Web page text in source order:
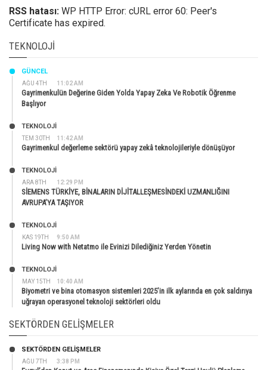
RSS hatası: WP HTTP Error: cURL error 60: Peer's
Certificate has expired.
TEKNOLOJI
AĞU 4TH 11:02 AM
GÜNCEL
Gayrimenkulün Değerine Giden Yolda Yapay Zeka Ve Robotik Öğrenme
Başlıyor
TEM 30TH 11:42 AM
TEKNOLOJİ
Gayrimenkul değerleme sektörü yapay zekâ teknolojileriyle dönüşüyor
ARA 8TH 12:29 PM
TEKNOLOJİ
SİEMENS TÜRKİYE, BİNALARIN DİJİTALLEŞMESİNDEKİ UZMANLIĞINI
AVRUPA’YA TAŞIYOR
KAS 19TH 9:50 AM
TEKNOLOJİ
Living Now with Netatmo ile Evinizi Dilediğiniz Yerden Yönetin
MAY 15TH 10:40 AM
TEKNOLOJİ
Biyometri ve bina otomasyon sistemleri 2025’in ilk aylarında en çok saldırıya
uğrayan operasyonel teknoloji sektörleri oldu
SEKTÖRDEN GELIŞMELER
AĞU 7TH 3:38 PM
SEKTÖRDEN GELIŞMELER